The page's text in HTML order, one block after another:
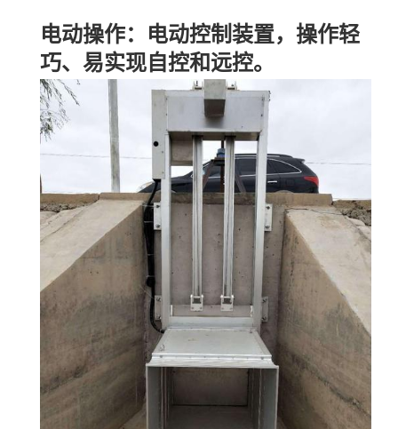
电动操作：电动控制装置，操作轻
巧、易实现自控和远控。